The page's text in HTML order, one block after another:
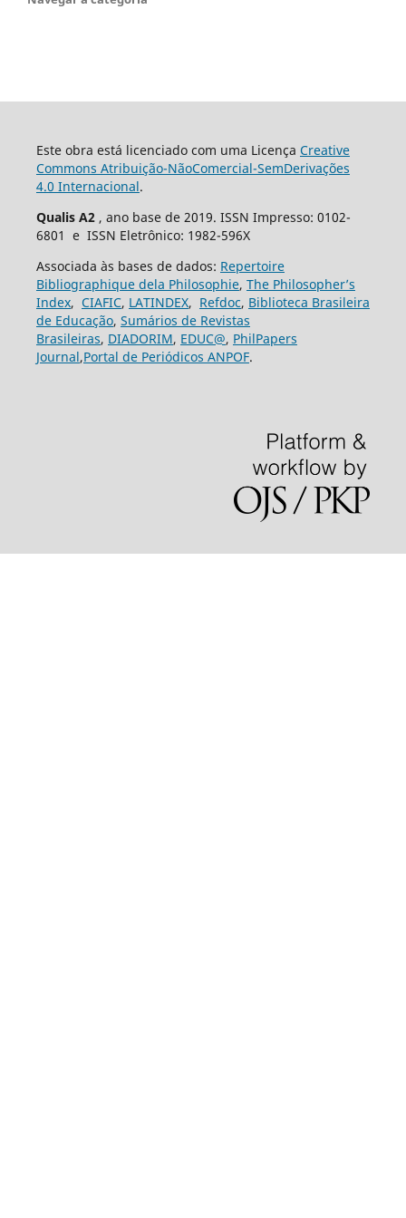
Este obra está licenciado com uma Licença Creative
Commons Atribuição-NãoComercial-SemDerivações
4.0 Internacional.
Qualis A2 , ano base de 2019. ISSN Impresso: 0102-
6801 e ISSN Eletrônico: 1982-596X
Associada às bases de dados: Repertoire
Bibliographique dela Philosophie, The Philosopher’s
Index, CIAFIC, LATINDEX, Refdoc, Biblioteca Brasileira
de Educação, Sumários de Revistas
Brasileiras, DIADORIM, EDUC@, PhilPapers
Journal,Portal de Periódicos ANPOF.